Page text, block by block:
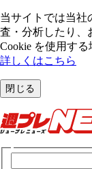
当サイトでは当社
査・分析したり、
Cookie を使⽤する
詳しくはこちら
閉じる